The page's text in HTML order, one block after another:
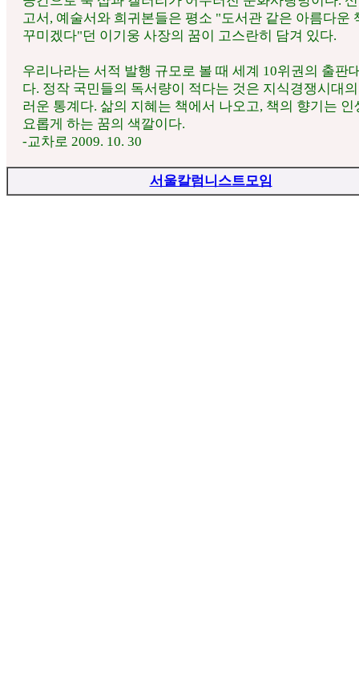
고서, 예술서와 희귀본들은 평소 "도서관 같은 아름다운
꾸미겠다"던 이기웅 사장의 꿈이 고스란히 담겨 있다.
우리나라는 서적 발행 규모로 볼 때 세계 10위권의 출판
다. 정작 국민들의 독서량이 적다는 것은 지식경쟁시대
러운 통계다. 삶의 지혜는 책에서 나오고, 책의 향기는 인
요롭게 하는 꿈의 색깔이다.
-교차로 2009. 10. 30
서울칼럼니스트모임